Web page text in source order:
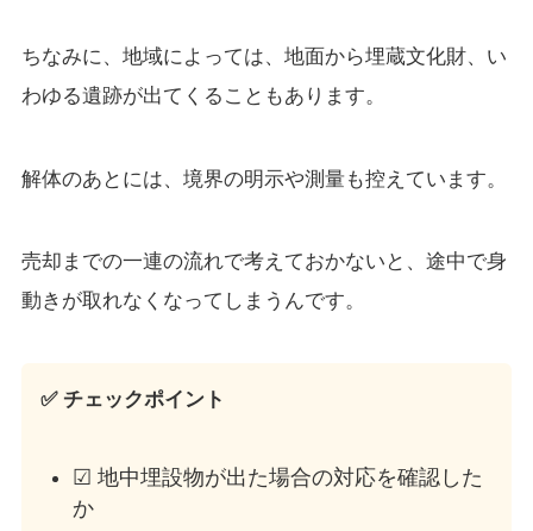
ちなみに、地域によっては、地面から埋蔵文化財、い
わゆる遺跡が出てくることもあります。
解体のあとには、境界の明示や測量も控えています。
売却までの一連の流れで考えておかないと、途中で身
動きが取れなくなってしまうんです。
✅ チェックポイント
☑ 地中埋設物が出た場合の対応を確認した
か